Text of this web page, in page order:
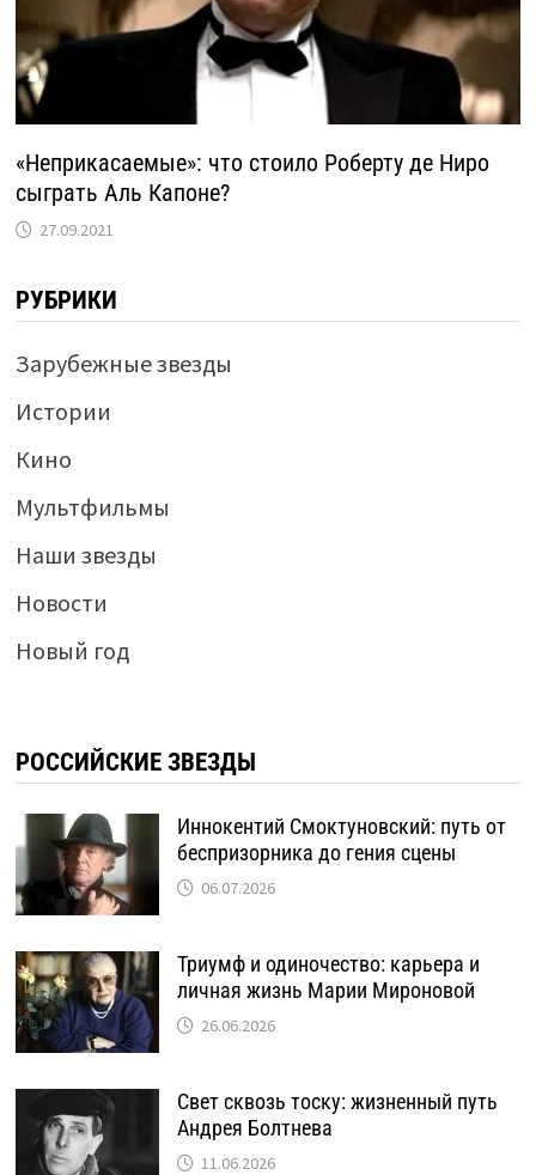
«Неприкасаемые»: что стоило Роберту де Ниро
сыграть Аль Капоне?
27.09.2021
РУБРИКИ
Зарубежные звезды
Истории
Кино
Мультфильмы
Наши звезды
Новости
Новый год
РОССИЙСКИЕ ЗВЕЗДЫ
Иннокентий Смоктуновский: путь от
беспризорника до гения сцены
06.07.2026
Триумф и одиночество: карьера и
личная жизнь Марии Мироновой
26.06.2026
Свет сквозь тоску: жизненный путь
Андрея Болтнева
11.06.2026